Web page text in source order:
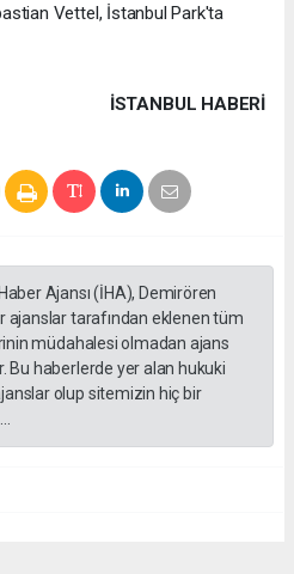
Vettel, İstanbul Park'ta
İSTANBUL HABERİ
Ajansı (İHA), Demirören
ajanslar tarafından eklenen tüm
müdahalesi olmadan ajans
Bu haberlerde yer alan hukuki
olup sitemizin hiç bir